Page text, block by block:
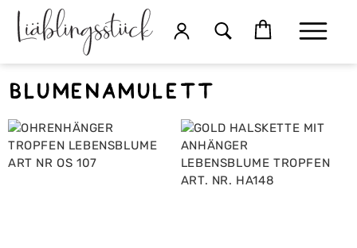
Blumenamulett